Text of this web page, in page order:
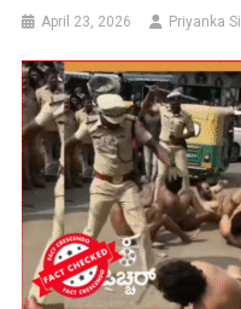
April 23, 2026 Priyanka